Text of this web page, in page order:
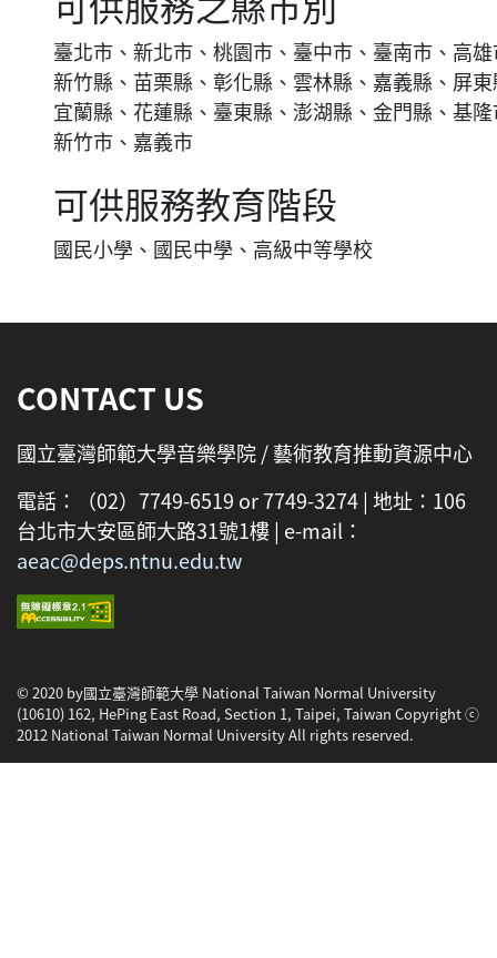
可供服務之縣市別
臺北市、新北市、桃園市、臺中市、臺南市、高雄
新竹縣、苗栗縣、彰化縣、雲林縣、嘉義縣、屏東
宜蘭縣、花蓮縣、臺東縣、澎湖縣、金門縣、基隆
新竹市、嘉義市
可供服務教育階段
國民小學、國民中學、高級中等學校
CONTACT US
國立臺灣師範大學音樂學院 / 藝術教育推動資源中心
電話：（02）7749-6519 or 7749-3274 | 地址：106
台北市大安區師大路31號1樓 | e-mail：
aeac@deps.ntnu.edu.tw
© 2020 by國立臺灣師範大學 National Taiwan Normal University
(10610) 162, HePing East Road, Section 1, Taipei, Taiwan Copyright ⓒ
2012 National Taiwan Normal University All rights reserved.